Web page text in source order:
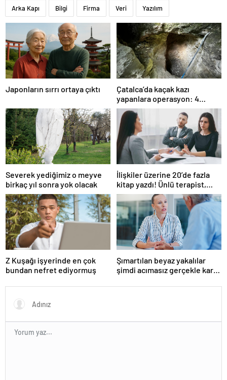
Arka Kapı Bilgi Firma Veri Yazılım
Japonların sırrı ortaya çıktı
Çatalca’da kaçak kazı
yapanlara operasyon: 4
gözaltı
Severek yediğimiz o meyve
birkaç yıl sonra yok olacak
İlişkiler üzerine 20’de fazla
kitap yazdı! Ünlü terapist,
boşanmaların gerçek
suçlularını açıklıyor
Z Kuşağı işyerinde en çok
bundan nefret ediyormuş
Şımartılan beyaz yakalılar
şimdi acımasız gerçekle karşı